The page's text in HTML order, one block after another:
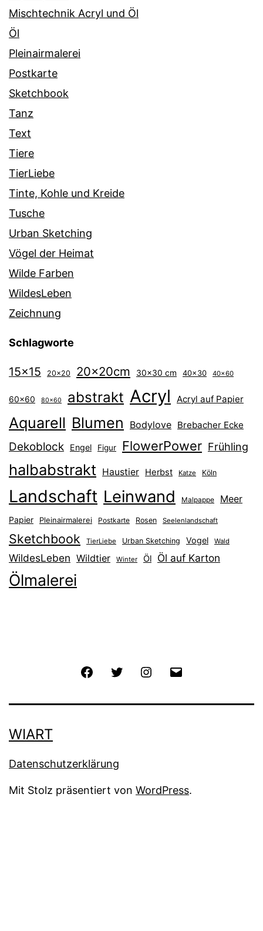
Mischtechnik Acryl und Öl
Öl
Pleinairmalerei
Postkarte
Sketchbook
Tanz
Text
Tiere
TierLiebe
Tinte, Kohle und Kreide
Tusche
Urban Sketching
Vögel der Heimat
Wilde Farben
WildesLeben
Zeichnung
Schlagworte
15x15 20x20 20x20cm 30x30 cm 40x30 40x60
60x60 80x60 abstrakt Acryl Acryl auf Papier
Aquarell Blumen Bodylove Brebacher Ecke
Dekoblock Engel Figur FlowerPower Frühling
halbabstrakt Haustier Herbst Katze Köln
Landschaft Leinwand Malpappe Meer
Papier Pleinairmalerei Postkarte Rosen Seelenlandschaft
Sketchbook TierLiebe Urban Sketching Vogel Wald
WildesLeben Wildtier Winter Öl Öl auf Karton
Ölmalerei
FacebookTwitter Instagram
WIART
Datenschutzerklärung
Mit Stolz präsentiert von WordPress.